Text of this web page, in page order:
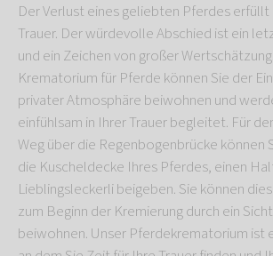
Der Verlust eines geliebten Pferdes
Trauer. Der würdevolle Abschied ist ein
und ein Zeichen von großer
Krematorium für Pferde können Sie der
privater Atmosphäre beiwohnen und
einfühlsam in Ihrer Trauer begleitet. Für
Weg über die Regenbogenbrücke können
die Kuscheldecke Ihres Pferdes, einen
Lieblingsleckerli beigeben. Sie können
zum Beginn der Kremierung durch ein
beiwohnen. Unser Pferdekrematorium ist